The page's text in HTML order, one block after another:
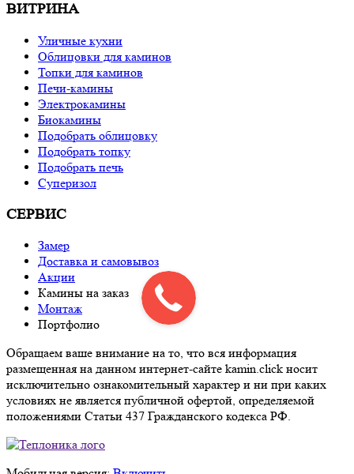
ВИТРИНА
Уличные кухни
Облицовки для каминов
Топки для каминов
Печи-камины
Электрокамины
Биокамины
Подобрать облицовку
Подобрать топку
Подобрать печь
Суперизол
СЕРВИС
Замер
Доставка и самовывоз
Акции
Камины на заказ
Монтаж
Портфолио
Обращаем ваше внимание на то, что вся информация
размещенная на данном интернет-сайте kamin.click носит
исключительно ознакомительный характер и ни при каких
условиях не является публичной офертой, определяемой
положениями Статьи 437 Гражданского кодекса РФ.